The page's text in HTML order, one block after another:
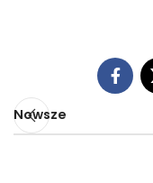
Nowsze